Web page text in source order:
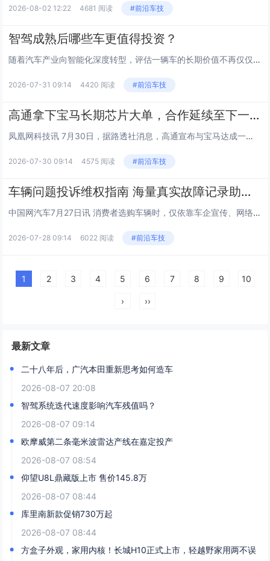
2026-08-02 12:22 4681 阅读 #前沿车技
智驾成熟后哪些车更值得投资？
随着汽车产业向智能化深度转型，评估一辆车的长期价值不再仅仅依赖发动机与变速箱的传统机械素质。智能驾驶系统的成熟度已成为决定车辆保值率与使用体验的关键因素。当高阶辅助驾驶成为标配，具备持续进化能力的车型将在市场中占据更有利的位置。消费者在考量...
2026-07-31 09:14 4420 阅读 #前沿车技
高通拿下宝马长期芯片大单，合作延续至下一个十年
凤凰网科技讯 7月30日，据路透社消息，高通宣布与宝马达成一项长期合作协议，将在未来十年为宝马下一代数字座舱和高级驾驶辅助系统（ADAS）平台提供芯片及相关硬件基础设施，进一步扩大双方在智能汽车领域的合作。 根据双方公布的信息，此次合作将...
2026-07-30 09:14 4575 阅读 #前沿车技
车辆问题投诉维权指南 海量真实故障记录助力理性购车
中国网汽车7月27日讯 消费者选购车辆时，仅依靠车企宣传、网络测评，很难全面掌握车型真实问题。目前国内汽车消费维权渠道较为丰富，12315、12328 政务热线、各地消协是常规官方处置途径，中国网汽车质量投诉平台(https://315.a...
2026-07-28 09:14 6022 阅读 #前沿车技
1 2 3 4 5 6 7 8 9 10
› ››
最新文章
二十八年后，广汽本田重新思考如何造车
2026-08-07 20:08
智驾系统迭代速度影响汽车残值吗？
2026-08-07 09:14
欧摩威第二条毫米波雷达产线在嘉定投产
2026-08-07 08:54
仰望U8L鼎藏版上市 售价145.8万
2026-08-07 08:44
库里南新款促销730万起
2026-08-07 08:44
方盒子外观，家用内核！长城H10正式上市，轻越野家用两不误